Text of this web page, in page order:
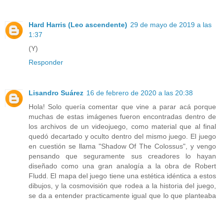
Hard Harris (Leo ascendente) 29 de mayo de 2019 a las
1:37
(Y)
Responder
Lisandro Suárez 16 de febrero de 2020 a las 20:38
Hola! Solo quería comentar que vine a parar acá porque
muchas de estas imágenes fueron encontradas dentro de
los archivos de un videojuego, como material que al final
quedó decartado y oculto dentro del mismo juego. El juego
en cuestión se llama "Shadow Of The Colossus", y vengo
pensando que seguramente sus creadores lo hayan
diseñado como una gran analogía a la obra de Robert
Fludd. El mapa del juego tiene una estética idéntica a estos
dibujos, y la cosmovisión que rodea a la historia del juego,
se da a entender practicamente igual que lo que planteaba